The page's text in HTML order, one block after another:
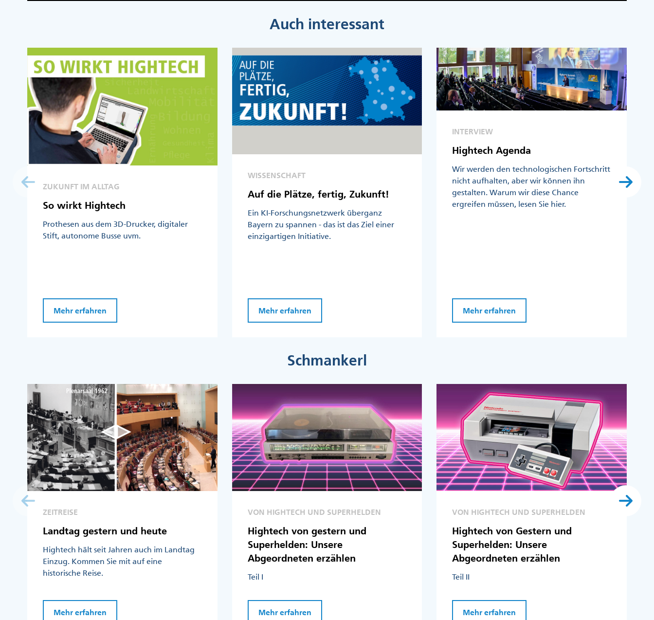
Auch interessant
ZUKUNFT IM ALLTAG
So wirkt Hightech
Prothesen aus dem 3D-Drucker, digitaler
Stift, autonome Busse uvm.
Mehr erfahren
WISSENSCHAFT
Auf die Plätze, fertig, Zukunft!
Ein KI-Forschungsnetzwerk überganz
Bayern zu spannen - das ist das Ziel einer
einzigartigen Initiative.
Mehr erfahren
INTERVIEW
Hightech Agenda
Wir werden den technologischen Fortschritt
nicht aufhalten, aber wir können ihn
gestalten. Warum wir diese Chance
ergreifen müssen, lesen Sie hier.
Mehr erfahren
Schmankerl
ZEITREISE
Landtag gestern und heute
Hightech hält seit Jahren auch im Landtag
Einzug. Kommen Sie mit auf eine
historische Reise.
Mehr erfahren
VON HIGHTECH UND SUPERHELDEN
Hightech von gestern und
Superhelden: Unsere
Abgeordneten erzählen
Teil I
Mehr erfahren
VON HIGHTECH UND SUPERHELDEN
Hightech von Gestern und
Superhelden: Unsere
Abgeordneten erzählen
Teil II
Mehr erfahren